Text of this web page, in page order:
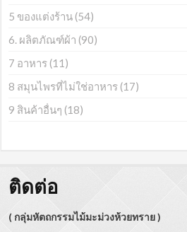
5 ของแต่งร้าน (54)
6. ผลิตภัณฑ์ผ้า (90)
7 อาหาร (11)
8 สมุนไพรที่ไม่ใช่อาหาร (17)
9 สินค้าอื่นๆ (18)
ติดต่อ
( กลุ่มหัตถกรรมไม้มะม่วงห้วยทราย )